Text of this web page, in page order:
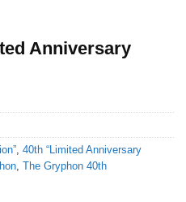
Anniversary
, 40th “Limited Anniversary
, The Gryphon 40th